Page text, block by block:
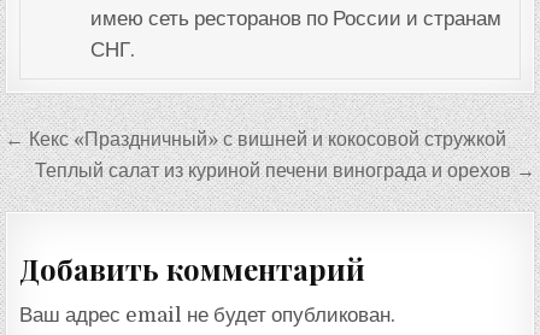
имею сеть ресторанов по России и странам
СНГ.
Навигация
по
записям
← Кекс «Праздничный» с вишней и кокосовой стружкой
Теплый салат из куриной печени винограда и орехов →
Добавить комментарий
Ваш адрес email не будет опубликован.